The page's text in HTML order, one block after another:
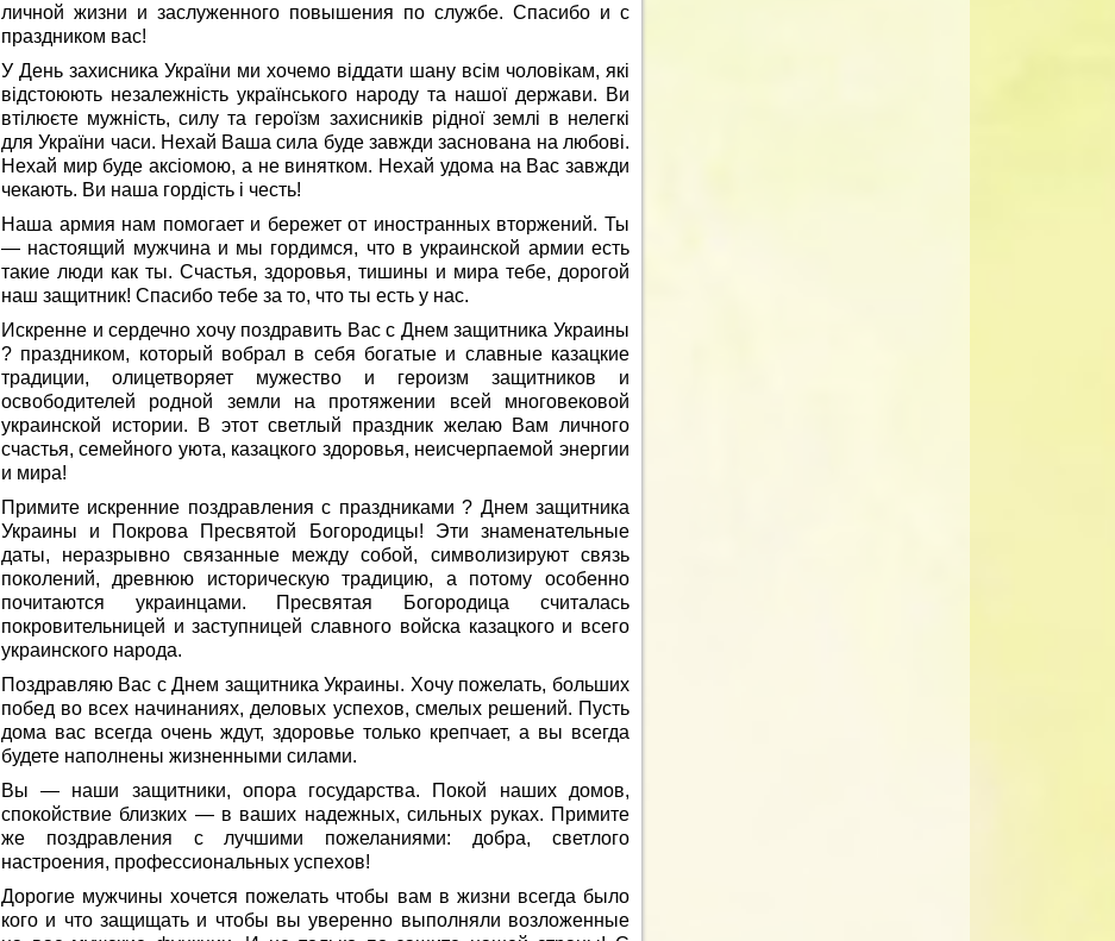
личной жизни и заслуженного повышения по службе. Спасибо и с
праздником вас!
У День захисника України ми хочемо віддати шану всім чоловікам, які
відстоюють незалежність українського народу та нашої держави. Ви
втілюєте мужність, силу та героїзм захисників рідної землі в нелегкі
для України часи. Нехай Ваша сила буде завжди заснована на любові.
Нехай мир буде аксіомою, а не винятком. Нехай удома на Вас завжди
чекають. Ви наша гордість і честь!
Наша армия нам помогает и бережет от иностранных вторжений. Ты
— настоящий мужчина и мы гордимся, что в украинской армии есть
такие люди как ты. Счастья, здоровья, тишины и мира тебе, дорогой
наш защитник! Спасибо тебе за то, что ты есть у нас.
Искренне и сердечно хочу поздравить Вас с Днем защитника Украины
? праздником, который вобрал в себя богатые и славные казацкие
традиции, олицетворяет мужество и героизм защитников и
освободителей родной земли на протяжении всей многовековой
украинской истории. В этот светлый праздник желаю Вам личного
счастья, семейного уюта, казацкого здоровья, неисчерпаемой энергии
и мира!
Примите искренние поздравления с праздниками ? Днем защитника
Украины и Покрова Пресвятой Богородицы! Эти знаменательные
даты, неразрывно связанные между собой, символизируют связь
поколений, древнюю историческую традицию, а потому особенно
почитаются украинцами. Пресвятая Богородица считалась
покровительницей и заступницей славного войска казацкого и всего
украинского народа.
Поздравляю Вас с Днем защитника Украины. Хочу пожелать, больших
побед во всех начинаниях, деловых успехов, смелых решений. Пусть
дома вас всегда очень ждут, здоровье только крепчает, а вы всегда
будете наполнены жизненными силами.
Вы — наши защитники, опора государства. Покой наших домов,
спокойствие близких — в ваших надежных, сильных руках. Примите
же поздравления с лучшими пожеланиями: добра, светлого
настроения, профессиональных успехов!
Дорогие мужчины хочется пожелать чтобы вам в жизни всегда было
кого и что защищать и чтобы вы уверенно выполняли возложенные